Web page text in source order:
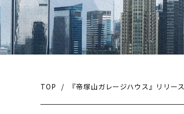
TOP / 『帝塚山ガレージハウス』リリース